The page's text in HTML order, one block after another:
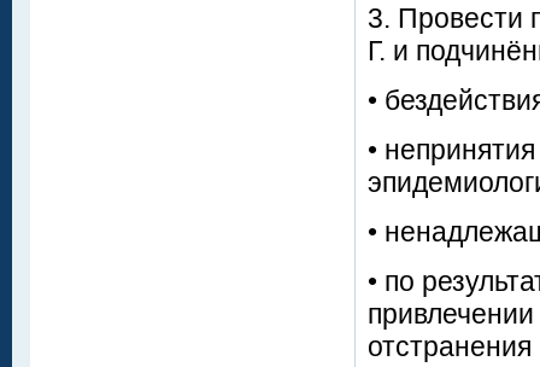
3. Провести
Г. и
•
•
•
• по